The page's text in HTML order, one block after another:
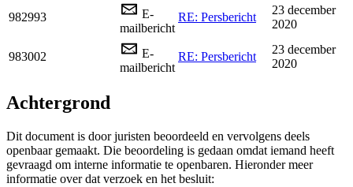
982993
E-
mailbericht
RE: Persbericht
23 december
2020
983002
E-
mailbericht
RE: Persbericht
23 december
2020
Achtergrond
Dit document is door juristen beoordeeld en vervolgens deels
openbaar gemaakt. Die beoordeling is gedaan omdat iemand heeft
gevraagd om interne informatie te openbaren. Hieronder meer
informatie over dat verzoek en het besluit: